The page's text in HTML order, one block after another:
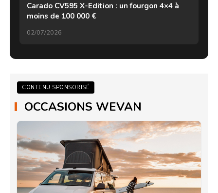
Carado CV595 X-Edition : un fourgon 4×4 à
moins de 100 000 €
02/07/2026
CONTENU SPONSORISÉ
OCCASIONS WEVAN